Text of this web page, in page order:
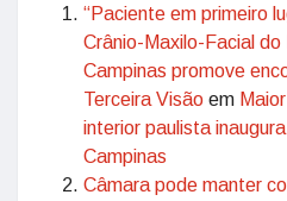
“Paciente em primeiro
Crânio-Maxilo-Facial
Campinas promove
Terceira Visão em
interior paulista
Campinas
Câmara pode manter